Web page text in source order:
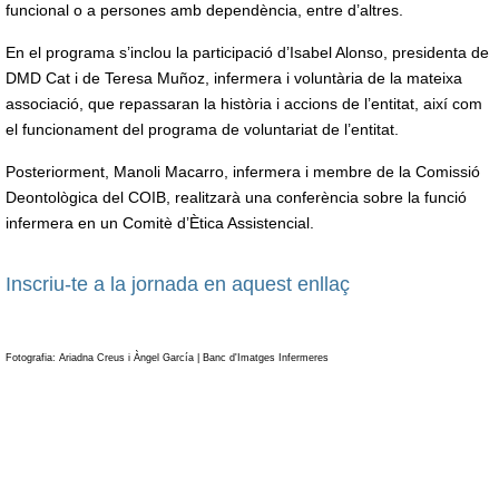
funcional o a persones amb dependència, entre d’altres.
En el programa s’inclou la participació d’Isabel Alonso, presidenta de
DMD Cat i de Teresa Muñoz, infermera i voluntària de la mateixa
associació, que repassaran la història i accions de l’entitat, així com
el funcionament del programa de voluntariat de l’entitat.
Posteriorment, Manoli Macarro, infermera i membre de la Comissió
Deontològica del COIB, realitzarà una conferència sobre la funció
infermera en un Comitè d’Ètica Assistencial.
Inscriu-te a la jornada en aquest enllaç
Fotografia: Ariadna Creus i Àngel García | Banc d'Imatges Infermeres